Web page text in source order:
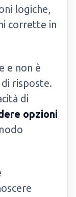
logiche,
corrette in
e non è
risposte.
di
opzioni